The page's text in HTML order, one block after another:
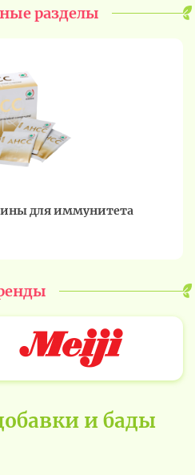
разделы
для иммунитета
и бады